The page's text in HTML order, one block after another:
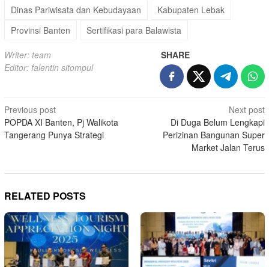
Dinas Pariwisata dan Kebudayaan
Kabupaten Lebak
Provinsi Banten
Sertifikasi para Balawista
Writer: team
Editor: falentin sitompul
SHARE
Post
navigation
Previous post
POPDA XI Banten, Pj Walikota
Tangerang Punya Strategi
Next post
Di Duga Belum Lengkapi
Perizinan Bangunan Super
Market Jalan Terus
RELATED POSTS